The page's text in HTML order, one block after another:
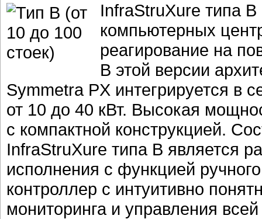
InfraStruXure типа
компьютерных
реагирование на
В этой версии
Symmetra PX интегрируется в
от 10 до 40 кВт. Высокая
с компактной конструкцией.
InfraStruXure типа B является
исполнения с функцией
контроллер с интуитивно
мониторинга и управления